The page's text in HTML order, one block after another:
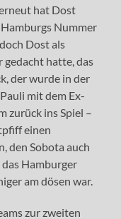
hat Dost
Nummer
Dost als
gedacht hatte, das
der wurde in der
mit dem Ex-
zurück ins Spiel –
einen
den Sobota auch
Hamburger
am dösen war.
zur zweiten